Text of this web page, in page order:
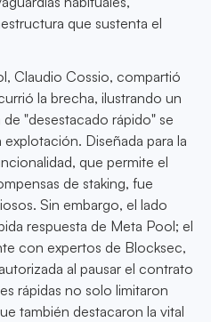
que sustenta el
Claudio Cossio, compartió
la brecha, ilustrando un
"desestacado rápido" se
Diseñada para la
que permite el
de staking, fue
Sin embargo, el lado
respuesta de Meta Pool; el
con expertos de Blocksec,
al pausar el contrato
rápidas no solo limitaron
también destacaron la vital